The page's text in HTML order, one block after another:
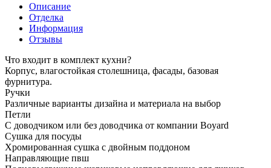
Описание
Отделка
Информация
Отзывы
Что входит в комплект кухни?
Корпус, влагостойкая столешница, фасады, базовая
фурнитура.
Ручки
Различные варианты дизайна и материала на выбор
Петли
С доводчиком или без доводчика от компании Boyard
Сушка для посуды
Хромированная сушка с двойным поддоном
Направляющие пвш